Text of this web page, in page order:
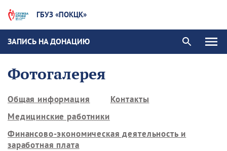
ГБУЗ «ПОКЦК»
ЗАПИСЬ НА ДОНАЦИЮ
Фотогалерея
Общая информация
Контакты
Медицинские работники
Финансово-экономическая деятельность и
заработная плата